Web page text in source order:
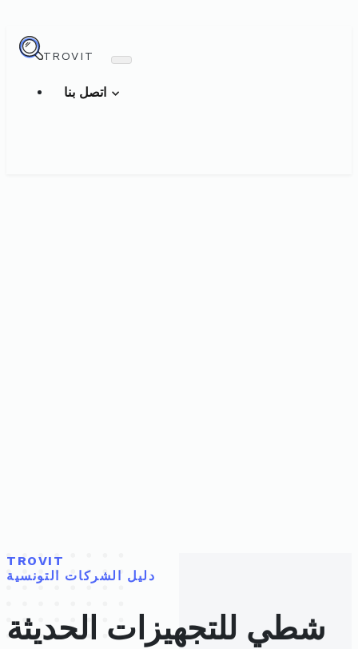
TROVIT
TROVIT
دليل الشركات التونسية
شطي للتجهيزات الحديثة